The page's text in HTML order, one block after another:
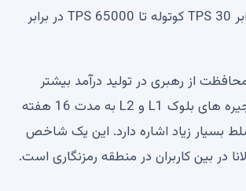
نظری اتریوم در برابر 30 TPS کوتوله تا 65000 TPS در برابر
محافظت از رهبری در تولید درآمد بیشتر
نسبت به سایر زنجیره های بلوک L1 و L2 به مدت 16 هفته
بسیار زیاد اشاره دارد. این یک شاخص
در بین کاربران در منطقه رمزنگاری است.